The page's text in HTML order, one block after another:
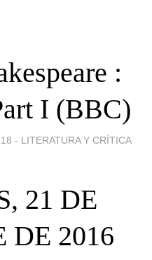
:
I (BBC)
- LITERATURA Y CRÍTICA
21 DE
DE 2016